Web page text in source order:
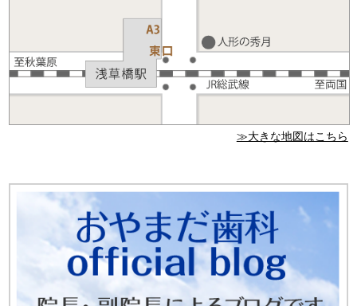
≫大きな地図はこちら